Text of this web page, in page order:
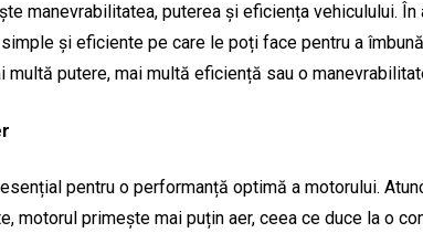
manevrabilitatea, puterea și eficiența vehiculului. În
și eficiente pe care le poți face pentru a
multă putere, mai multă eficiență sau o
pentru o performanță optimă a motorului.
motorul primește mai puțin aer, ceea ce duce la o